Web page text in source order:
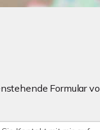
Formular